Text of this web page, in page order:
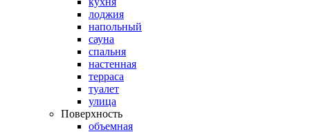
лоджия
напольный
сауна
спальня
настенная
терраса
туалет
улица
Поверхность
объемная